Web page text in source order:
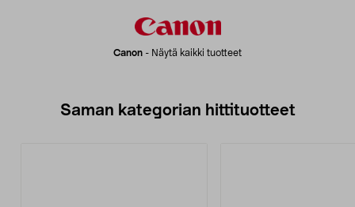
Canon - Näytä kaikki tuotteet
Saman kategorian hittituotteet